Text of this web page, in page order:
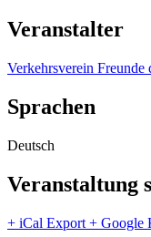
Veranstalter
Verkehrsverein Freunde
Sprachen
Deutsch
Veranstaltung
+ iCal Export + Google